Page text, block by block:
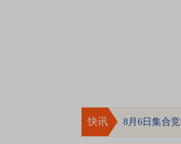
快讯 8月6日集合